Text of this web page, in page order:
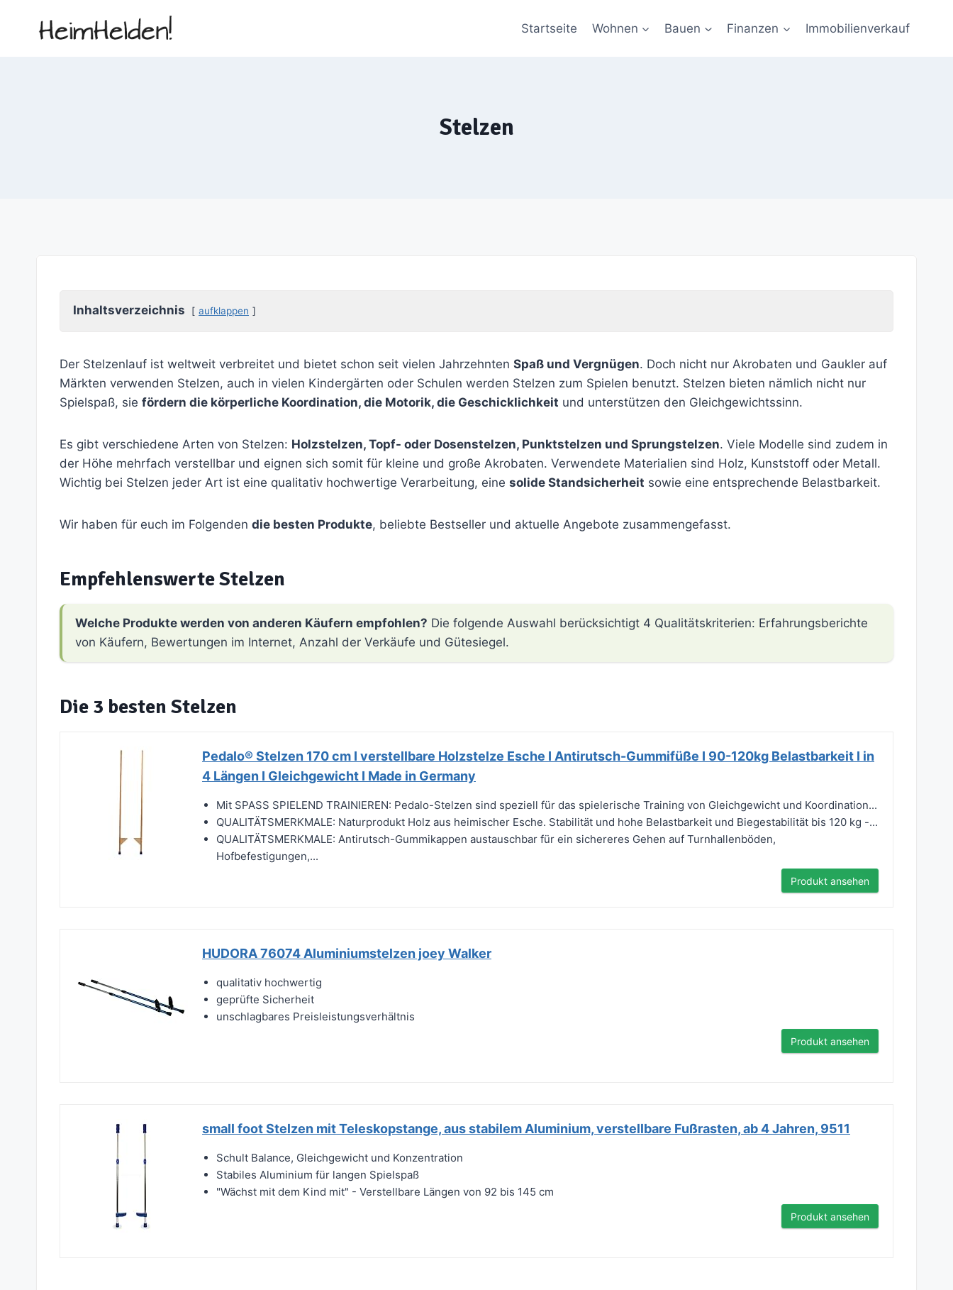
Startseite Wohnen Bauen Finanzen Immobilienverkauf
Stelzen
Inhaltsverzeichnis aufklappen
Der Stelzenlauf ist weltweit verbreitet und bietet schon seit vielen Jahrzehnten Spaß und Vergnügen. Doch nicht nur Akrobaten und Gaukler auf
Märkten verwenden Stelzen, auch in vielen Kindergärten oder Schulen werden Stelzen zum Spielen benutzt. Stelzen bieten nämlich nicht nur
Spielspaß, sie fördern die körperliche Koordination, die Motorik, die Geschicklichkeit und unterstützen den Gleichgewichtssinn.
Es gibt verschiedene Arten von Stelzen: Holzstelzen, Topf- oder Dosenstelzen, Punktstelzen und Sprungstelzen. Viele Modelle sind zudem in
der Höhe mehrfach verstellbar und eignen sich somit für kleine und große Akrobaten. Verwendete Materialien sind Holz, Kunststoff oder Metall.
Wichtig bei Stelzen jeder Art ist eine qualitativ hochwertige Verarbeitung, eine solide Standsicherheit sowie eine entsprechende Belastbarkeit.
Wir haben für euch im Folgenden die besten Produkte, beliebte Bestseller und aktuelle Angebote zusammengefasst.
Empfehlenswerte Stelzen
Welche Produkte werden von anderen Käufern empfohlen? Die folgende Auswahl berücksichtigt 4 Qualitätskriterien: Erfahrungsberichte
von Käufern, Bewertungen im Internet, Anzahl der Verkäufe und Gütesiegel.
Die 3 besten Stelzen
Pedalo® Stelzen 170 cm I verstellbare Holzstelze Esche I Antirutsch-Gummifüße I 90-120kg Belastbarkeit I in
4 Längen I Gleichgewicht I Made in Germany
Mit SPASS SPIELEND TRAINIEREN: Pedalo-Stelzen sind speziell für das spielerische Training von Gleichgewicht und Koordination...
QUALITÄTSMERKMALE: Naturprodukt Holz aus heimischer Esche. Stabilität und hohe Belastbarkeit und Biegestabilität bis 120 kg -...
QUALITÄTSMERKMALE: Antirutsch-Gummikappen austauschbar für ein sichereres Gehen auf Turnhallenböden,
Hofbefestigungen,...
Produkt ansehen
HUDORA 76074 Aluminiumstelzen joey Walker
qualitativ hochwertig
geprüfte Sicherheit
unschlagbares Preisleistungsverhältnis
Produkt ansehen
small foot Stelzen mit Teleskopstange, aus stabilem Aluminium, verstellbare Fußrasten, ab 4 Jahren, 9511
Schult Balance, Gleichgewicht und Konzentration
Stabiles Aluminium für langen Spielspaß
"Wächst mit dem Kind mit" - Verstellbare Längen von 92 bis 145 cm
Produkt ansehen